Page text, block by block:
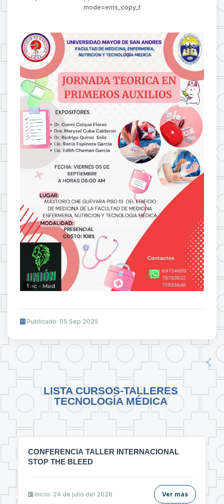
mode=ems_copy_t
Publicado: 05 Sep 2025
LISTA CURSOS-TALLERES
TECNOLOGÍA MÉDICA
CONFERENCIA TALLER INTERNACIONAL
STOP THE BLEED
Inicio: 24 de julio del 2026 Ver más